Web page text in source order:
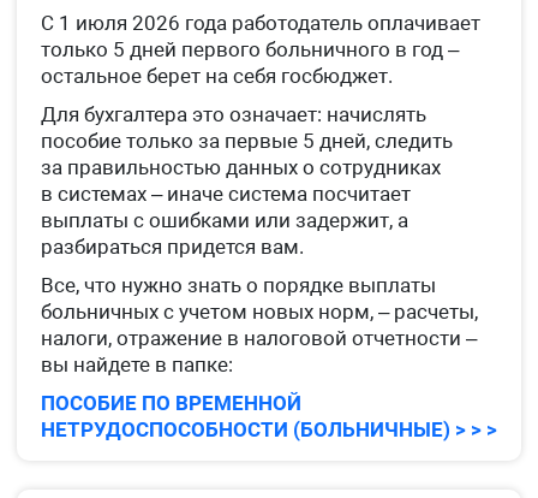
С 1 июля 2026 года работодатель оплачивает
только 5 дней первого больничного в год –
остальное берет на себя госбюджет.
Для бухгалтера это означает: начислять
пособие только за первые 5 дней, следить
за правильностью данных о сотрудниках
в системах – иначе система посчитает
выплаты с ошибками или задержит, а
разбираться придется вам.
Все, что нужно знать о порядке выплаты
больничных с учетом новых норм, – расчеты,
налоги, отражение в налоговой отчетности –
вы найдете в папке:
ПОСОБИЕ ПО ВРЕМЕННОЙ
НЕТРУДОСПОСОБНОСТИ (БОЛЬНИЧНЫЕ) > > >